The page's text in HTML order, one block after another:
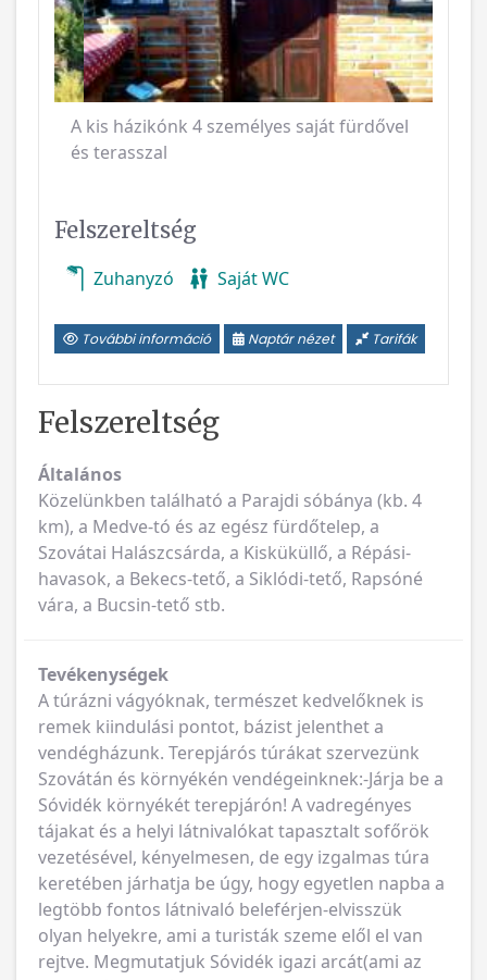
A kis házikónk 4 személyes saját fürdővel
és terasszal
Felszereltség
Zuhanyzó Saját WC
További információ Naptár nézet Tarifák
Felszereltség
Általános
Közelünkben található a Parajdi sóbánya (kb. 4
km), a Medve-tó és az egész fürdőtelep, a
Szovátai Halászcsárda, a Kisküküllő, a Répási-
havasok, a Bekecs-tető, a Siklódi-tető, Rapsóné
vára, a Bucsin-tető stb.
Tevékenységek
A túrázni vágyóknak, természet kedvelőknek is
remek kiindulási pontot, bázist jelenthet a
vendégházunk. Terepjárós túrákat szervezünk
Szovátán és környékén vendégeinknek:-Járja be a
Sóvidék környékét terepjárón! A vadregényes
tájakat és a helyi látnivalókat tapasztalt sofőrök
vezetésével, kényelmesen, de egy izgalmas túra
keretében járhatja be úgy, hogy egyetlen napba a
legtöbb fontos látnivaló beleférjen-elvisszük
olyan helyekre, ami a turisták szeme elől el van
rejtve. Megmutatjuk Sóvidék igazi arcát(ami az